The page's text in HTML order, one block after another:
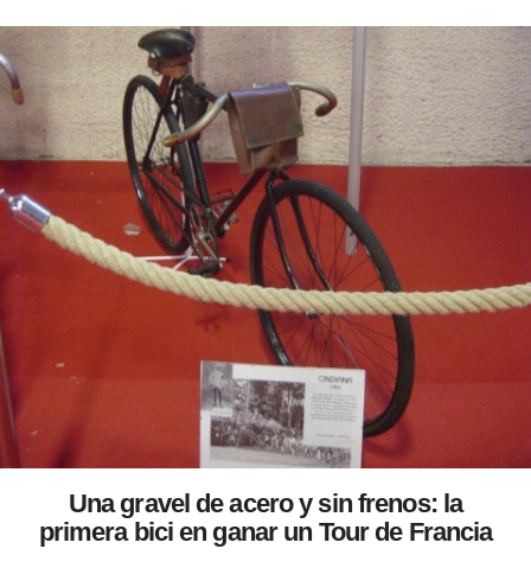
Una gravel de acero y sin frenos: la
primera bici en ganar un Tour de Francia